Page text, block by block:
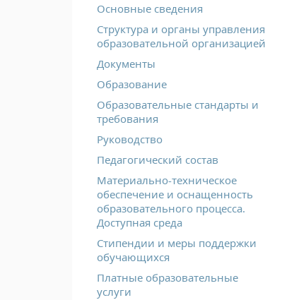
Основные сведения
Структура и органы управления
образовательной организацией
Документы
Образование
Образовательные стандарты и
требования
Руководство
Педагогический состав
Материально-техническое
обеспечение и оснащенность
образовательного процесса.
Доступная среда
Стипендии и меры поддержки
обучающихся
Платные образовательные
услуги